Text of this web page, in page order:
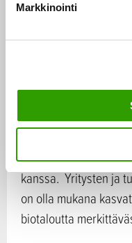
Markkinointi
yliopistosta.
kalastuksen
Österbottenin ja
edustajat.
yhteistyötä, jotta
käyttöön ja ideat
Koko kehitystyö
kanssa. Yritysten ja
on olla mukana
biotaloutta